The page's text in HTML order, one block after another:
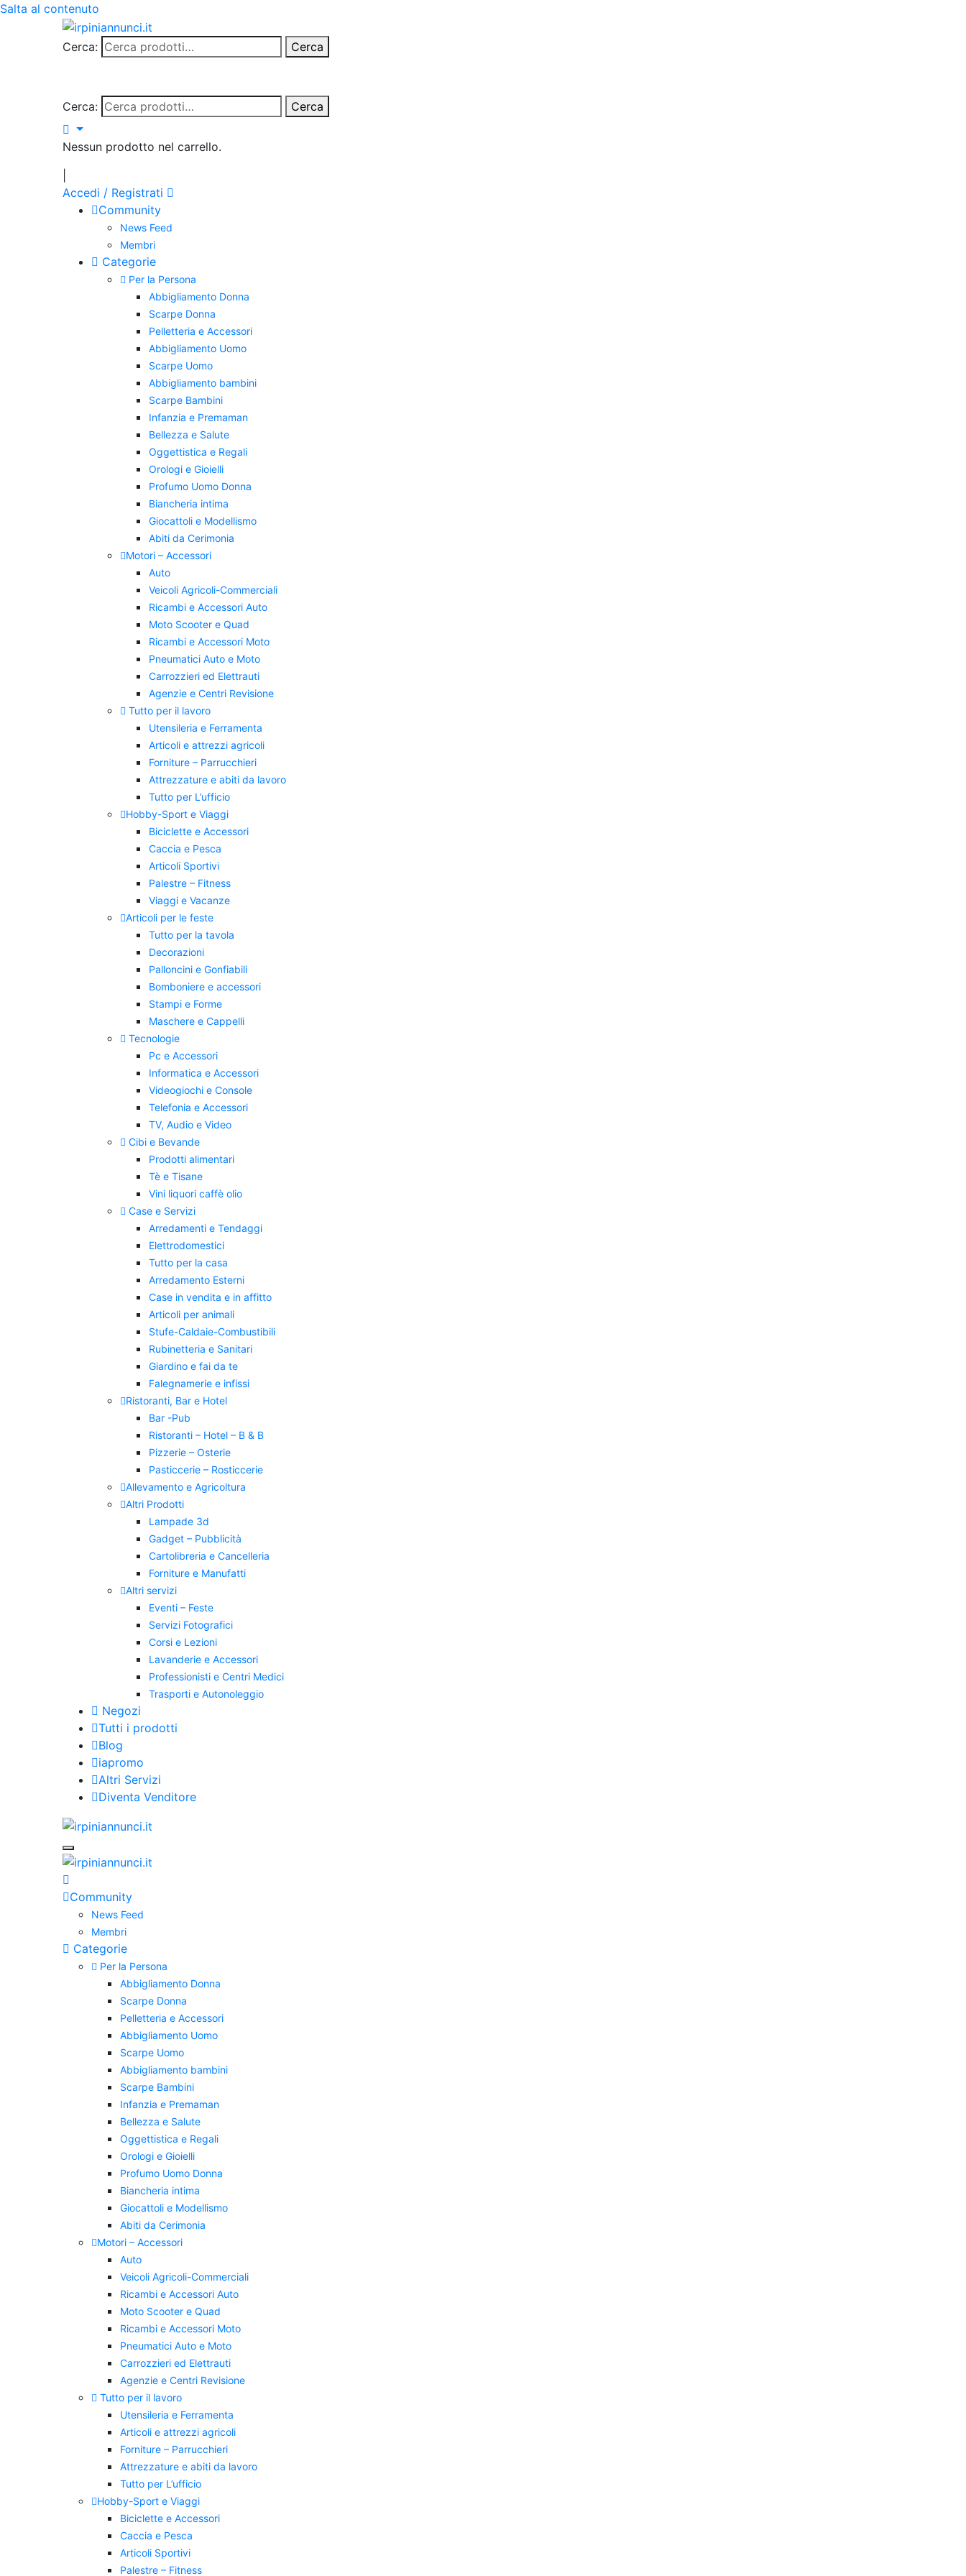
Salta al contenuto
Cerca: Cerca
Cerca: Cerca
Nessun prodotto nel carrello.
Accedi / Registrati
Community
News Feed
Membri
Categorie
Per la Persona
Abbigliamento Donna
Scarpe Donna
Pelletteria e Accessori
Abbigliamento Uomo
Scarpe Uomo
Abbigliamento bambini
Scarpe Bambini
Infanzia e Premaman
Bellezza e Salute
Oggettistica e Regali
Orologi e Gioielli
Profumo Uomo Donna
Biancheria intima
Giocattoli e Modellismo
Abiti da Cerimonia
Motori – Accessori
Auto
Veicoli Agricoli-Commerciali
Ricambi e Accessori Auto
Moto Scooter e Quad
Ricambi e Accessori Moto
Pneumatici Auto e Moto
Carrozzieri ed Elettrauti
Agenzie e Centri Revisione
Tutto per il lavoro
Utensileria e Ferramenta
Articoli e attrezzi agricoli
Forniture – Parrucchieri
Attrezzature e abiti da lavoro
Tutto per L’ufficio
Hobby-Sport e Viaggi
Biciclette e Accessori
Caccia e Pesca
Articoli Sportivi
Palestre – Fitness
Viaggi e Vacanze
Articoli per le feste
Tutto per la tavola
Decorazioni
Palloncini e Gonfiabili
Bomboniere e accessori
Stampi e Forme
Maschere e Cappelli
Tecnologie
Pc e Accessori
Informatica e Accessori
Videogiochi e Console
Telefonia e Accessori
TV, Audio e Video
Cibi e Bevande
Prodotti alimentari
Tè e Tisane
Vini liquori caffè olio
Case e Servizi
Arredamenti e Tendaggi
Elettrodomestici
Tutto per la casa
Arredamento Esterni
Case in vendita e in affitto
Articoli per animali
Stufe-Caldaie-Combustibili
Rubinetteria e Sanitari
Giardino e fai da te
Falegnamerie e infissi
Ristoranti, Bar e Hotel
Bar -Pub
Ristoranti – Hotel – B & B
Pizzerie – Osterie
Pasticcerie – Rosticcerie
Allevamento e Agricoltura
Altri Prodotti
Lampade 3d
Gadget – Pubblicità
Cartolibreria e Cancelleria
Forniture e Manufatti
Altri servizi
Eventi – Feste
Servizi Fotografici
Corsi e Lezioni
Lavanderie e Accessori
Professionisti e Centri Medici
Trasporti e Autonoleggio
Negozi
Tutti i prodotti
Blog
iapromo
Altri Servizi
Diventa Venditore
Community
News Feed
Membri
Categorie
Per la Persona
Abbigliamento Donna
Scarpe Donna
Pelletteria e Accessori
Abbigliamento Uomo
Scarpe Uomo
Abbigliamento bambini
Scarpe Bambini
Infanzia e Premaman
Bellezza e Salute
Oggettistica e Regali
Orologi e Gioielli
Profumo Uomo Donna
Biancheria intima
Giocattoli e Modellismo
Abiti da Cerimonia
Motori – Accessori
Auto
Veicoli Agricoli-Commerciali
Ricambi e Accessori Auto
Moto Scooter e Quad
Ricambi e Accessori Moto
Pneumatici Auto e Moto
Carrozzieri ed Elettrauti
Agenzie e Centri Revisione
Tutto per il lavoro
Utensileria e Ferramenta
Articoli e attrezzi agricoli
Forniture – Parrucchieri
Attrezzature e abiti da lavoro
Tutto per L’ufficio
Hobby-Sport e Viaggi
Biciclette e Accessori
Caccia e Pesca
Articoli Sportivi
Palestre – Fitness